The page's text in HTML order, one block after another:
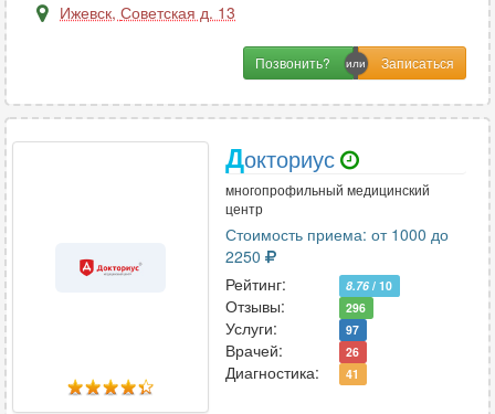
Ижевск, Советская д. 13
Позвонить?
Докториус
многопрофильный медицинский
центр
Стоимость приема: от 1000 до
2250
Рейтинг:
8.76 / 10
Отзывы: 296
Услуги: 97
Врачей: 26
Диагностика: 41